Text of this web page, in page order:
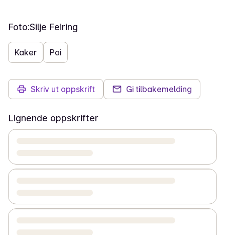
Foto:Silje Feiring
Kaker Pai
Skriv ut oppskrift Gi tilbakemelding
Lignende oppskrifter